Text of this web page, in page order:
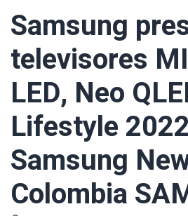
Samsung
televisores
LED, Neo
Lifestyle
Samsung
Colombia